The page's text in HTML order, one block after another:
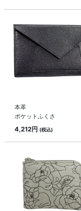
本革
ポケットふくさ
4,212円 (税込)